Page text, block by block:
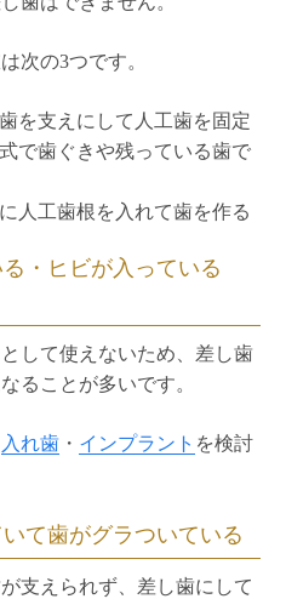
次の3つです。
歯を支えにして人工歯を固定
で歯ぐきや残っている歯で
に人工歯根を入れて歯を作る
・ヒビが入っている
して使えないため、差し歯
ることが多いです。
入れ歯 ・ インプラント を検討
て歯がグラついている
支えられず、差し歯にして